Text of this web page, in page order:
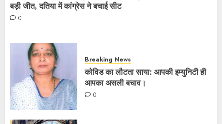
बड़ी जीत, दतिया में कांग्रेस ने बचाई सीट
0
Breaking News
कोविड का लौटता साया: आपकी इम्युनिटी ही
आपका असली बचाव।
0